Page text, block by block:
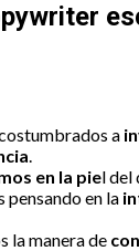
a
.
en la piel del
pensando en la
la manera de